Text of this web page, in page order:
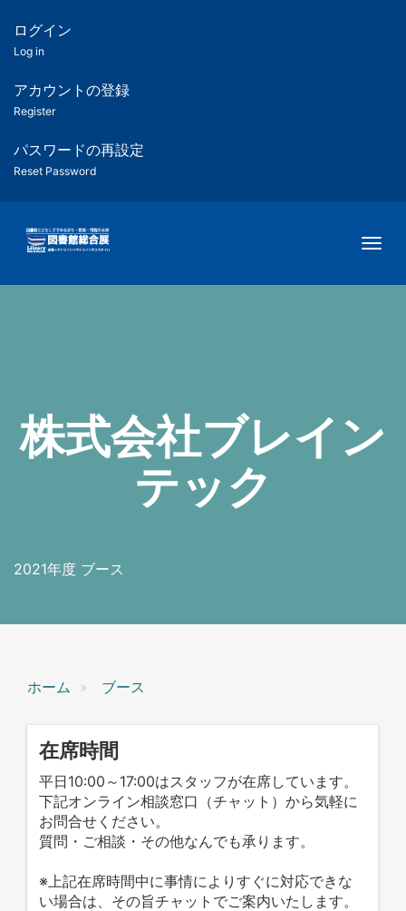
ツ
匿
名
ユ
ー
ー
用
メ
ログイン
Log in
アカウントの登録
Register
パスワードの再設定
Reset Password
株式会社ブレイン
テック
2021年度 ブース
ホーム ブース
在席時間
平日10:00～17:00はスタッフが在席しています。
下記オンライン相談窓口（チャット）から気軽に
お問合せください。
質問・ご相談・その他なんでも承ります。
※上記在席時間中に事情によりすぐに対応できな
い場合は、その旨チャットでご案内いたします。